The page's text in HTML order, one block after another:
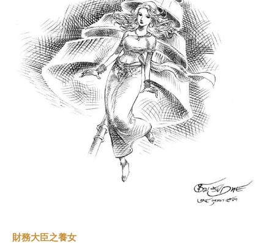
財務大臣之養女